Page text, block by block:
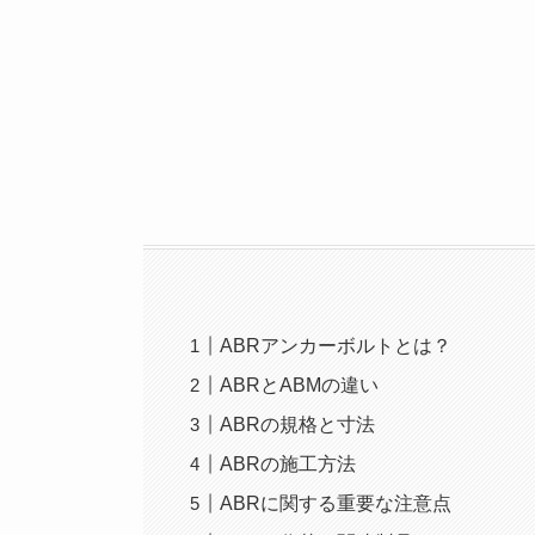
ABRアンカーボルトとは？
ABRとABMの違い
ABRの規格と寸法
ABRの施工方法
ABRに関する重要な注意点